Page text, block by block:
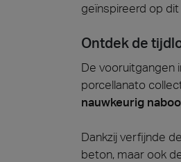
geïnspireerd op
Ontdek de
De vooruitgangen
porcellanato
nauwkeurig
Dankzij verfijnde
beton, maar ook